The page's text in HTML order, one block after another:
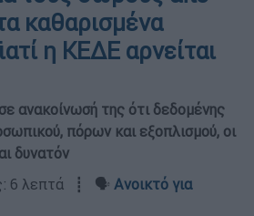
καθαρισμένα
η ΚΕΔΕ αρνείται
ανακοίνωσή της ότι δεδομένης
πόρων και εξοπλισμού, οι
δυνατόν
6 λεπτά ┋ 🗣️ Ανοικτό για